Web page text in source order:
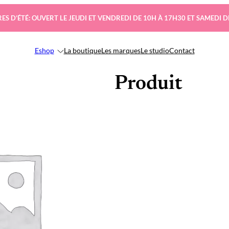
D’ÉTÉ: OUVERT LE JEUDI ET VENDREDI DE 10H À 17H30 ET SAMEDI
Eshop La boutiqueLes marquesLe studioContact
Produit